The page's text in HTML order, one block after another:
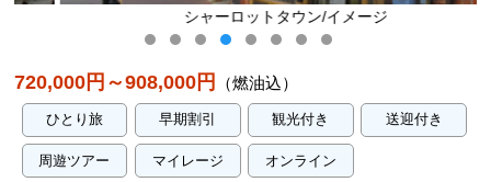
シャーロットタウン/イメージ
720,000円～908,000円 （燃油込）
ひとり旅 早期割引 観光付き 送迎付き
周遊ツアー マイレージ
オンライン